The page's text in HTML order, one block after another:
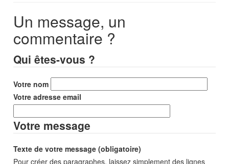
Un message, un
commentaire ?
Qui êtes-vous ?
Votre nom
Votre adresse email
Votre message
Texte de votre message (obligatoire)
Pour créer des paragraphes, laissez simplement des lignes